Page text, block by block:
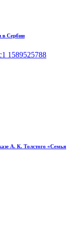
в Сербии
А. К. Толстого «Семья